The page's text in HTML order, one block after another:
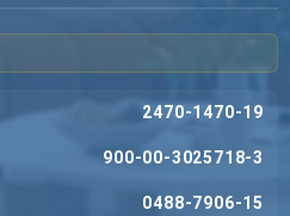
2470-1470-19
900-00-3025718-3
0488-7906-15